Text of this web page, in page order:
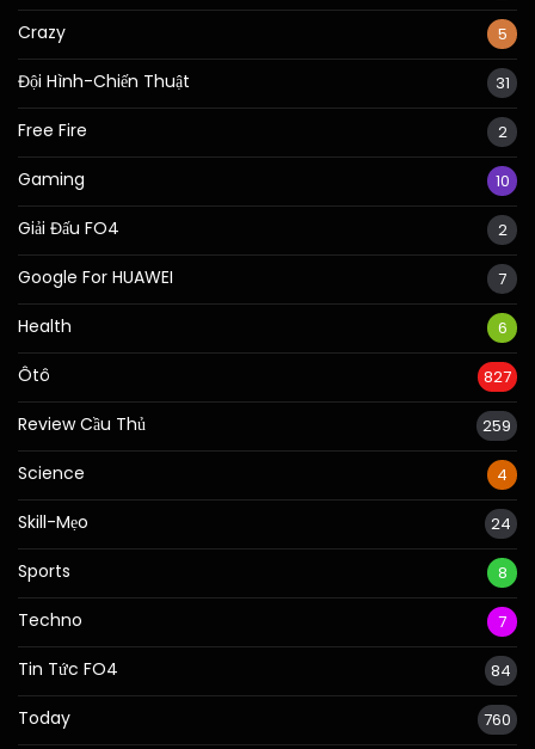
Crazy 5
Đội Hình-Chiến Thuật 31
Free Fire 2
Gaming 10
Giải Đấu FO4 2
Google For HUAWEI 7
Health 6
Ôtô 827
Review Cầu Thủ 259
Science 4
Skill-Mẹo 24
Sports 8
Techno 7
Tin Tức FO4 84
Today 760